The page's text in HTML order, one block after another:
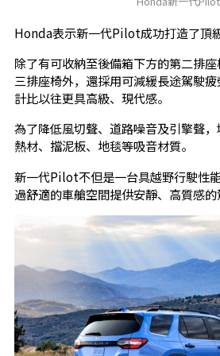
Honda表示新一代Pilot成功打造了頂
除了有可收納至後備箱下方的第二排
三排座椅外，還採用可減緩長途駕駛
計比以往更具高級、現代感。
為了降低風切聲、道路噪音及引擎聲
熱材、擋泥板、地毯等吸音材質。
新一代Pilot不但是一台具越野行駛性
過舒適的車艙空間提供安靜、高質感的